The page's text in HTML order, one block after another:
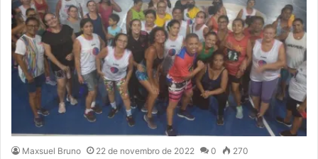
Maxsuel Bruno 22 de novembro de 2022 0 270